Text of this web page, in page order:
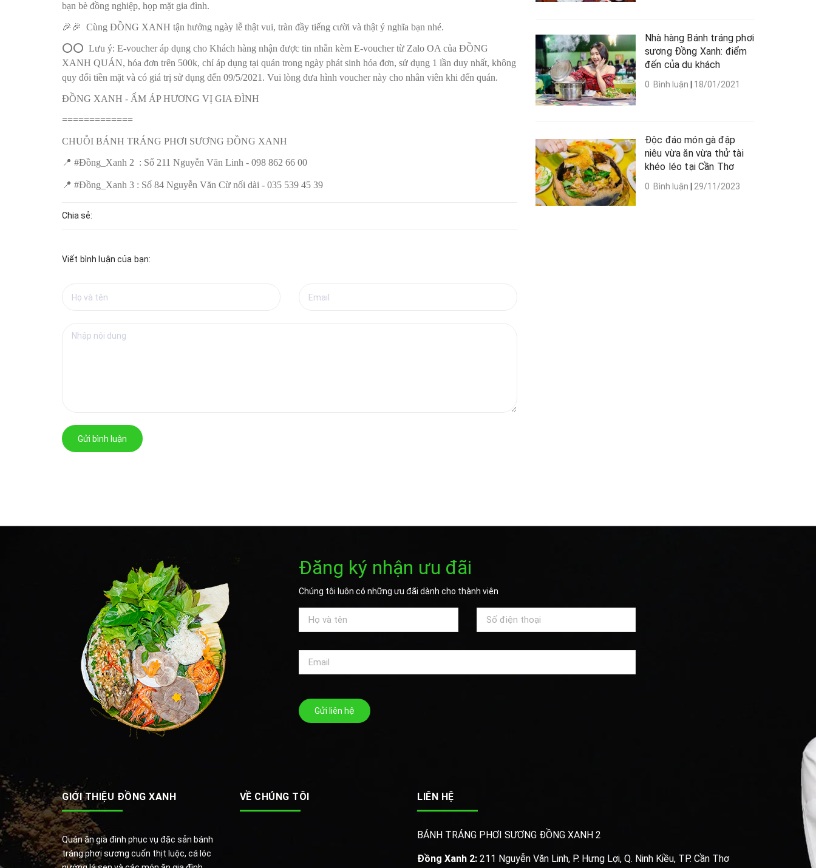
bạn bè đồng nghiệp, họp mặt gia đình.
🎉 🎉 Cùng ĐỒNG XANH tận hưởng ngày lễ thật vui, tràn đầy tiếng cười và thật ý nghĩa bạn nhé.
⭕⭕ Lưu ý: E-voucher áp dụng cho Khách hàng nhận được tin nhắn kèm E-voucher từ Zalo OA của ĐỒNG
XANH QUÁN, hóa đơn trên 500k, chỉ áp dụng tại quán trong ngày phát sinh hóa đơn, sử dụng 1 lần duy nhất, không
quy đổi tiền mặt và có giá trị sử dụng đến 09/5/2021. Vui lòng đưa hình voucher này cho nhân viên khi đến quán.
ĐỒNG XANH - ẤM ÁP HƯƠNG VỊ GIA ĐÌNH
=============
CHUỖI BÁNH TRÁNG PHƠI SƯƠNG ĐỒNG XANH
📍 #Đồng_Xanh 2 : Số 211 Nguyễn Văn Linh - 098 862 66 00
📍 #Đồng_Xanh 3 : Số 84 Nguyễn Văn Cừ nối dài - 035 539 45 39
Chia sẻ:
Viết bình luận của bạn:
Gửi bình luận
Nhà hàng Bánh tráng phơi
sương Đồng Xanh: điểm
đến của du khách
0 Bình luận 18/01/2021
Độc đáo món gà đập
niêu vừa ăn vừa thử tài
khéo léo tại Cần Thơ
0 Bình luận 29/11/2023
Đăng ký nhận ưu đãi
Chúng tôi luôn có những ưu đãi dành cho thành viên
Gửi liên hệ
GIỚI THIỆU ĐỒNG XANH
Quán ăn gia đình phục vụ đặc sản bánh
tráng phơi sương cuốn thịt luộc, cá lóc
VỀ CHÚNG TÔI LIÊN HỆ
BÁNH TRÁNG PHƠI SƯƠNG ĐỒNG XANH 2
Đồng Xanh 2: 211 Nguyễn Văn Linh, P. Hưng Lợi, Q. Ninh Kiều, TP. Cần Thơ